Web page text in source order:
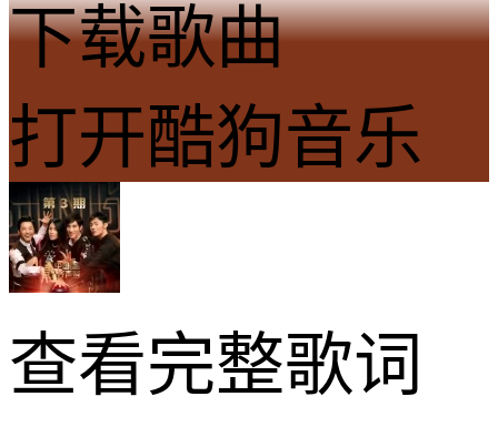
下载歌曲
打开酷狗音乐
查看完整歌词